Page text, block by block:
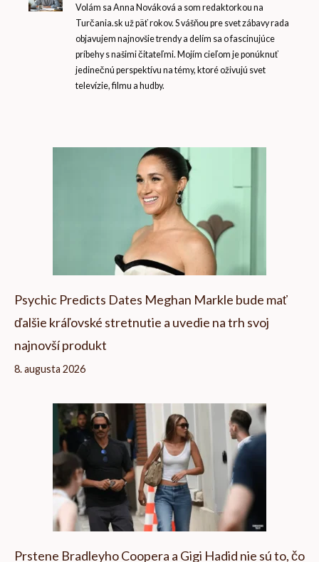
Volám sa Anna Nováková a som redaktorkou na
Turčania.sk už päť rokov. S vášňou pre svet zábavy rada
objavujem najnovšie trendy a delím sa o fascinujúce
príbehy s našimi čitateľmi. Mojím cieľom je ponúknuť
jedinečnú perspektívu na témy, ktoré oživujú svet
televízie, filmu a hudby.
Psychic Predicts Dates Meghan Markle bude mať
ďalšie kráľovské stretnutie a uvedie na trh svoj
najnovší produkt
8. augusta 2026
Prstene Bradleyho Coopera a Gigi Hadid nie sú to, čo